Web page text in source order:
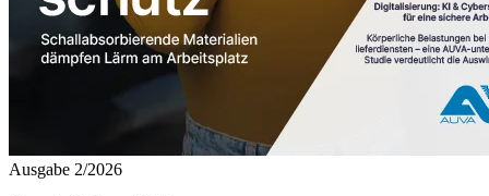
Ausgabe 2/2026